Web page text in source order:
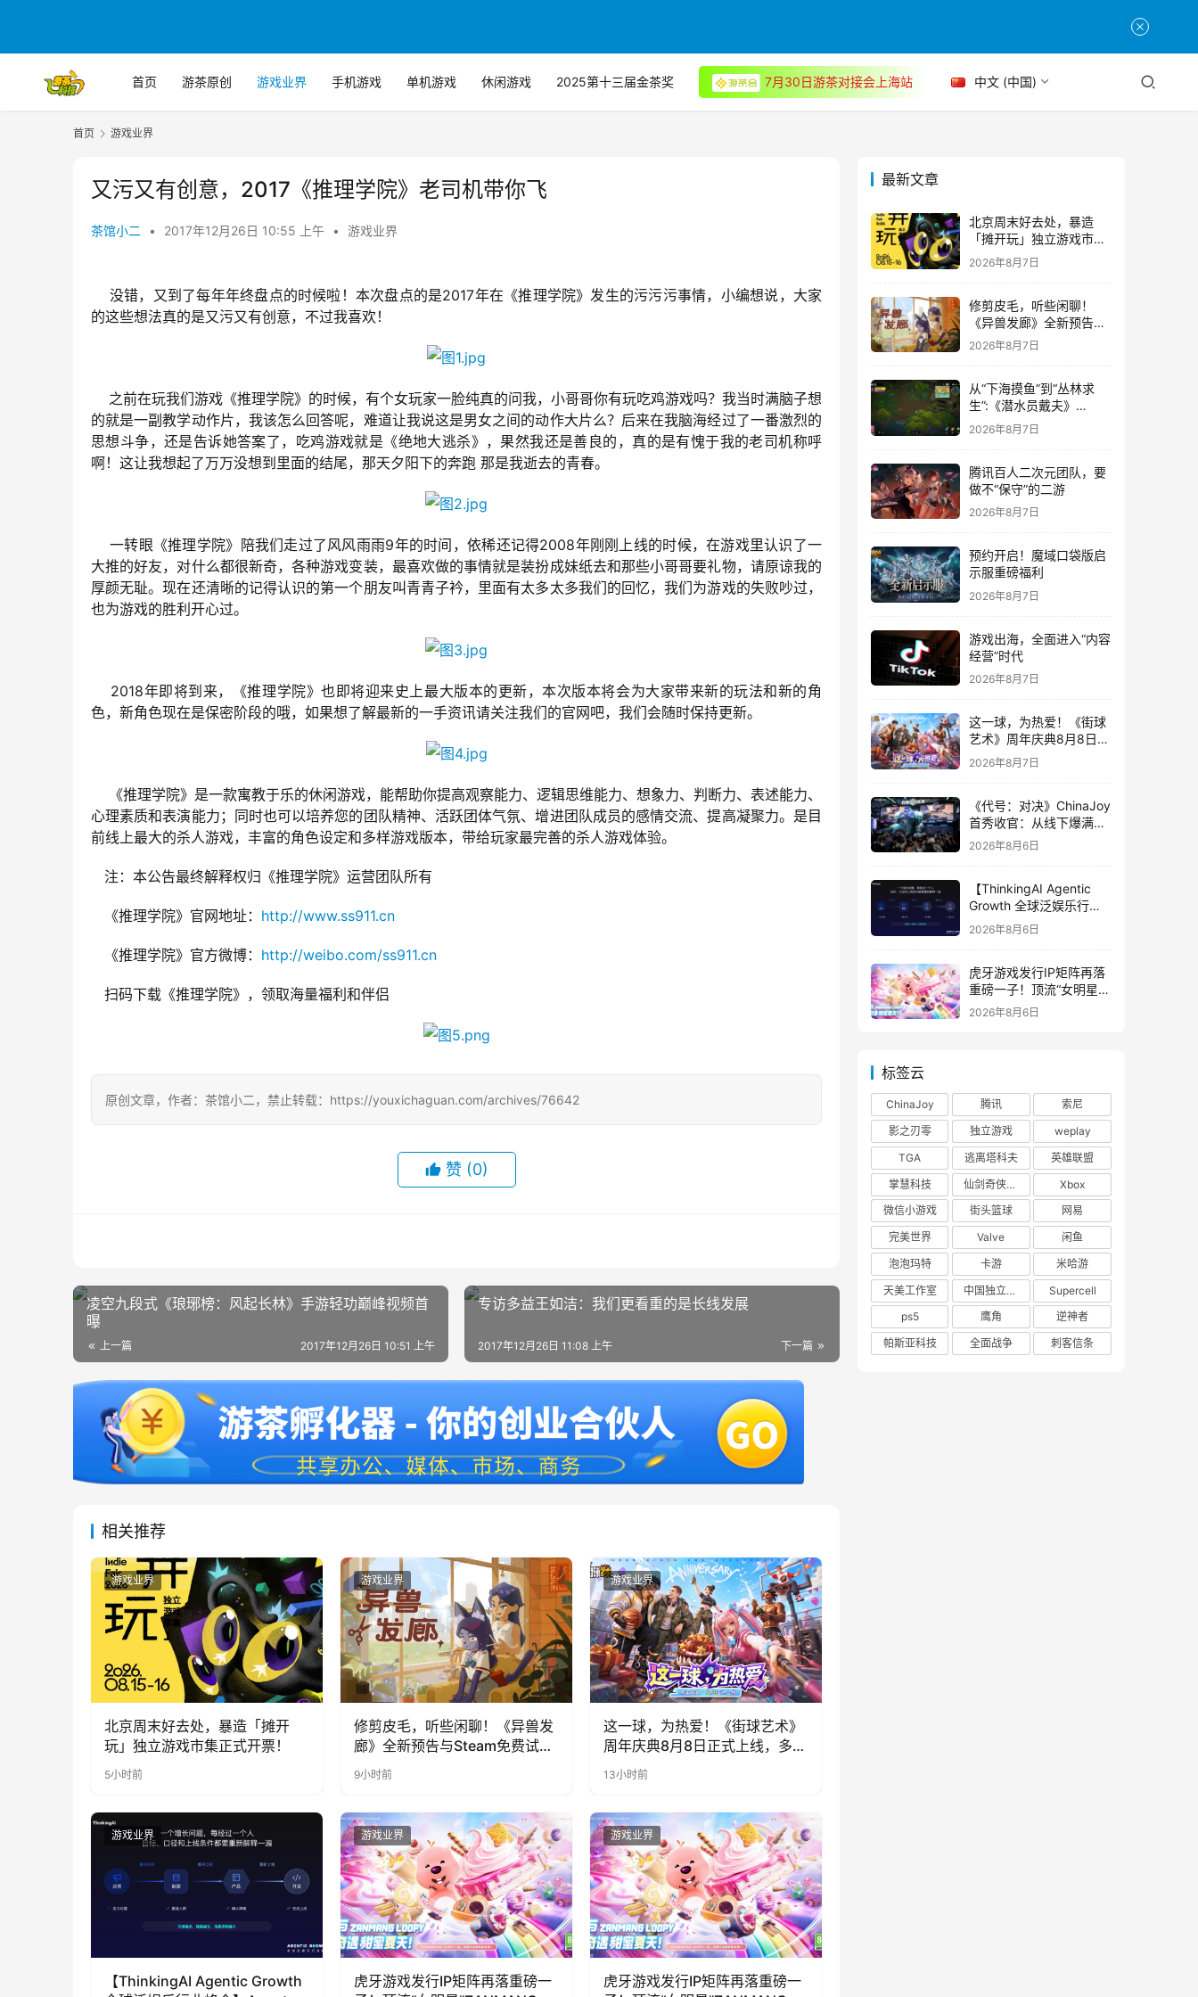
首页 游茶原创 游戏业界 手机游戏 单机游戏 休闲游戏 2025第十三届金茶奖 7月30日游茶对接会上海站 中文 (中国)
首页 游戏业界
又污又有创意，2017《推理学院》老司机带你飞
茶馆小二 • 2017年12月26日 10:55 上午 • 游戏业界
没错，又到了每年年终盘点的时候啦！本次盘点的是2017年在《推理学院》发生的污污污事情，小编想说，大家
的这些想法真的是又污又有创意，不过我喜欢！
之前在玩我们游戏《推理学院》的时候，有个女玩家一脸纯真的问我，小哥哥你有玩吃鸡游戏吗？我当时满脑子想
的就是一副教学动作片，我该怎么回答呢，难道让我说这是男女之间的动作大片么？后来在我脑海经过了一番激烈的
思想斗争，还是告诉她答案了，吃鸡游戏就是《绝地大逃杀》，果然我还是善良的，真的是有愧于我的老司机称呼
啊！这让我想起了万万没想到里面的结尾，那天夕阳下的奔跑 那是我逝去的青春。
一转眼《推理学院》陪我们走过了风风雨雨9年的时间，依稀还记得2008年刚刚上线的时候，在游戏里认识了一
大推的好友，对什么都很新奇，各种游戏变装，最喜欢做的事情就是装扮成妹纸去和那些小哥哥要礼物，请原谅我的
厚颜无耻。现在还清晰的记得认识的第一个朋友叫青青子衿，里面有太多太多我们的回忆，我们为游戏的失败吵过，
也为游戏的胜利开心过。
2018年即将到来，《推理学院》也即将迎来史上最大版本的更新，本次版本将会为大家带来新的玩法和新的角
色，新角色现在是保密阶段的哦，如果想了解最新的一手资讯请关注我们的官网吧，我们会随时保持更新。
《推理学院》是一款寓教于乐的休闲游戏，能帮助你提高观察能力、逻辑思维能力、想象力、判断力、表述能力、
心理素质和表演能力；同时也可以培养您的团队精神、活跃团体气氛、增进团队成员的感情交流、提高凝聚力。是目
前线上最大的杀人游戏，丰富的角色设定和多样游戏版本，带给玩家最完善的杀人游戏体验。
注：本公告最终解释权归《推理学院》运营团队所有
《推理学院》官网地址： http://www.ss911.cn
《推理学院》官方微博： http://weibo.com/ss911.cn
扫码下载《推理学院》，领取海量福利和伴侣
原创文章，作者：茶馆小二，禁止转载：https://youxichaguan.com/archives/76642
赞 (0)
凌空九段式《琅琊榜：风起长林》手游轻功巅峰视频首
曝
上一篇 2017年12月26日 10:51 上午
专访多益王如洁：我们更看重的是长线发展
下一篇
2017年12月26日 11:08 上午
相关推荐
游戏业界
北京周末好去处，暴造「摊开
玩」独立游戏市集正式开票！
5小时前
游戏业界
修剪皮毛，听些闲聊！《异兽发
廊》全新预告与Steam免费试玩
公开
9小时前
游戏业界
这一球，为热爱！《街球艺术》
周年庆典8月8日正式上线，多重
福利与全新内容同步开启
13小时前
游戏业界
【ThinkingAI Agentic Growth
游戏业界
虎牙游戏发行IP矩阵再落重磅一
游戏业界
虎牙游戏发行IP矩阵再落重磅一
最新文章
北京周末好去处，暴造
「摊开玩」独立游戏市集
正式开票！
2026年8月7日
修剪皮毛，听些闲聊！
《异兽发廊》全新预告与
Steam免费试玩公开
2026年8月7日
从“下海摸鱼”到“丛林求
生”:《潜水员戴夫》
DLC《丛林》移动端定档
8月14日
2026年8月7日
腾讯百人二次元团队，要
做不“保守”的二游
2026年8月7日
预约开启！魔域口袋版启
示服重磅福利
2026年8月7日
游戏出海，全面进入“内容
经营”时代
2026年8月7日
这一球，为热爱！《街球
艺术》周年庆典8月8日正
式上线，多重福利与全新
内容同步开启
2026年8月7日
《代号：对决》ChinaJoy
首秀收官：从线下爆满看
见玩家的真实期待
2026年8月6日
【ThinkingAI Agentic
Growth 全球泛娱乐行业
峰会】Agent 时代，人到
底负责什么
2026年8月6日
虎牙游戏发行IP矩阵再落
重磅一子！顶流“女明星”
ZANMANG LOOPY 正版
2026年8月6日
标签云
ChinaJoy 腾讯
索尼
影之刃零
独立游戏
weplay
TGA
逃离塔科夫
英雄联盟
掌慧科技
仙剑奇侠传四
Xbox
微信小游戏
街头篮球
网易
完美世界
Valve
闲鱼
泡泡玛特
卡游
米哈游
天美工作室
中国独立游戏联盟
Supercell
ps5
鹰角
逆神者
帕斯亚科技
全面战争 刺客信条